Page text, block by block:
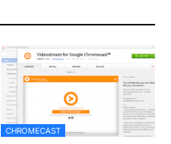
CHROMECAST